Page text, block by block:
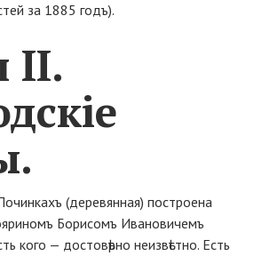
за 1885 годъ).
(деревянная) построена
Борисомъ Ивановичемъ
кого — достовѣрно неизвѣстно. Есть